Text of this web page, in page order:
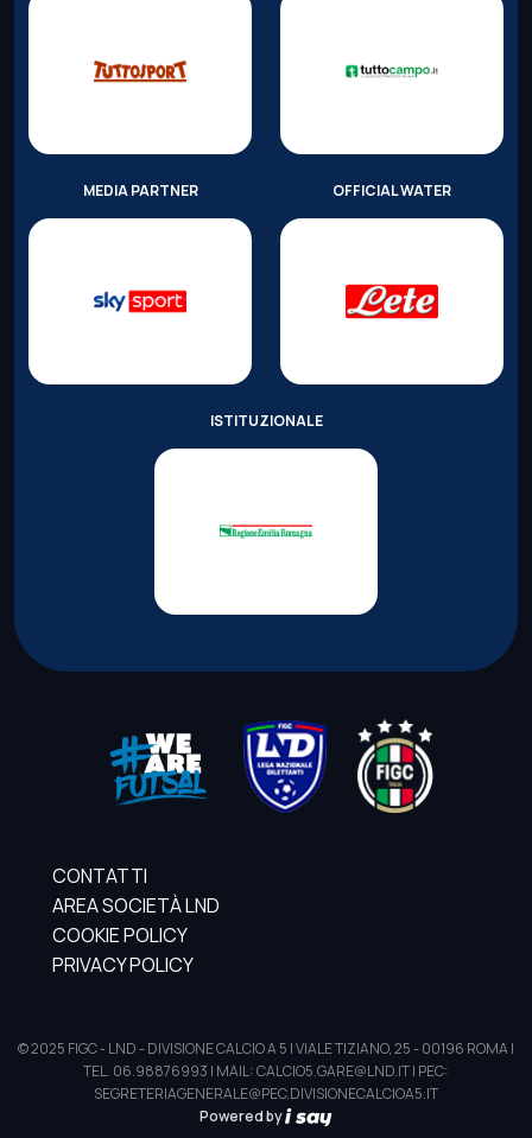
MEDIA PARTNER OFFICIAL WATER
ISTITUZIONALE
CONTATTI
AREA SOCIETÀ LND
COOKIE POLICY
PRIVACY POLICY
© 2025 FIGC - LND - DIVISIONE CALCIO A 5 | VIALE TIZIANO, 25 - 00196 ROMA |
TEL. 06.98876993 | MAIL: CALCIO5.GARE@LND.IT | PEC:
SEGRETERIAGENERALE@PEC.DIVISIONECALCIOA5.IT
Powered by